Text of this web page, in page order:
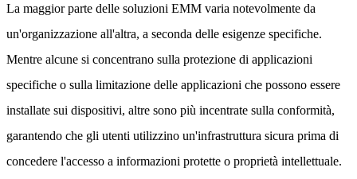
La maggior parte delle soluzioni EMM varia notevolmente da
un'organizzazione all'altra, a seconda delle esigenze specifiche.
Mentre alcune si concentrano sulla protezione di applicazioni
specifiche o sulla limitazione delle applicazioni che possono essere
installate sui dispositivi, altre sono più incentrate sulla conformità,
garantendo che gli utenti utilizzino un'infrastruttura sicura prima di
concedere l'accesso a informazioni protette o proprietà intellettuale.